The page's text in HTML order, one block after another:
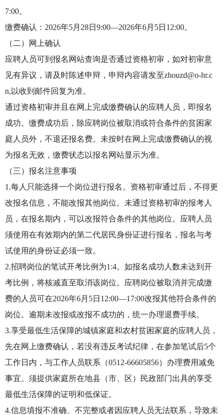
7:00。
缴费确认：2026年5月28日9:00—2026年6月5日12:00。
（二）网上确认
应聘人员可到报名网站查询是否通过资格初审，如对初审意
见有异议，请及时陈述申辩，申辩内容请发至zhouzd@o-hr.c
n,以收到邮件回复为准。
通过资格初审并且在网上完成缴费确认的应聘人员，即报名
成功。缴费成功后，除应聘岗位被取消或符合条件的贫困家
庭人员外，不退还报名费。未按时在网上完成缴费确认的视
为报名无效，缴费状态以报名网站显示为准。
（三）报名注意事项
1.每人只能选择一个岗位进行报名。资格初审通过后，不得更
改报名信息，不能改报其他岗位。未通过资格初审的报考人
员，在报名期内，可以改报符合条件的其他岗位。应聘人员
须使用在有效期内的第二代居民身份证进行报名，报名与考
试使用的身份证必须一致。
2.招聘岗位的笔试开考比例为1:4。如报名成功人数未达到开
考比例，将核减直至取消该岗位。应聘岗位被取消并完成缴
费的人员可在2026年6月5日12:00—17:00改报其他符合条件的
岗位。逾期未改报或改报不成功的，统一办理退费手续。
3.享受最低生活保障的城镇家庭和农村贫困家庭的应聘人员，
先在网上缴费确认，若没有违反考试纪律，在参加笔试后5个
工作日内，与工作人员联系（0512-66605856）办理费用减免
事宜。须提供家庭所在地县（市、区）民政部门出具的享受
最低生活保障的证明和低保证。
4.信息填报不准确、不完整或者因应聘人员无法联系，导致未